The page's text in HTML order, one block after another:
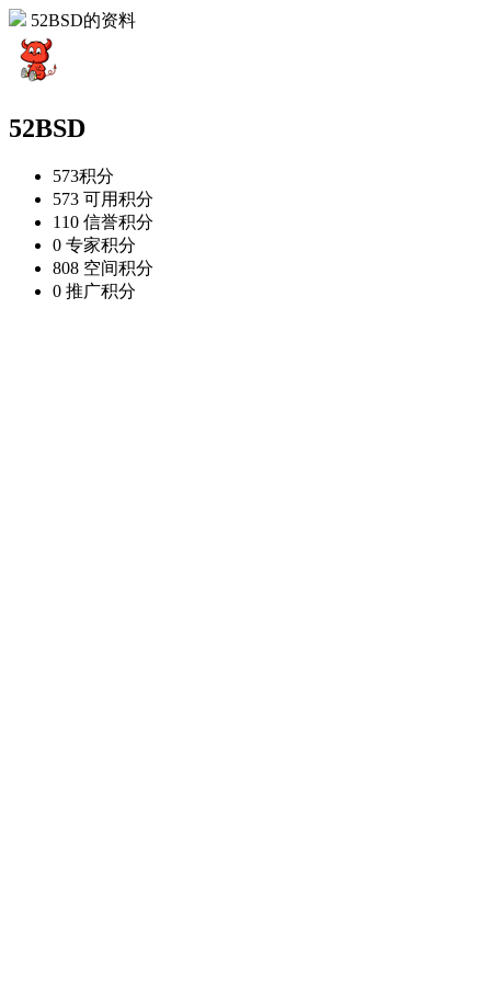
52BSD的资料
52BSD
573积分
573 可用积分
110 信誉积分
0 专家积分
808 空间积分
0 推广积分